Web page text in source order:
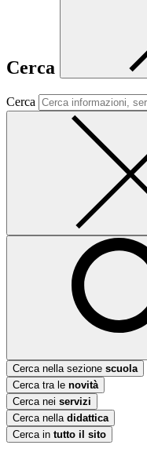
Cerca
Cerca
Cerca nella sezione scuola
Cerca tra le novità
Cerca nei servizi
Cerca nella didattica
Cerca in tutto il sito